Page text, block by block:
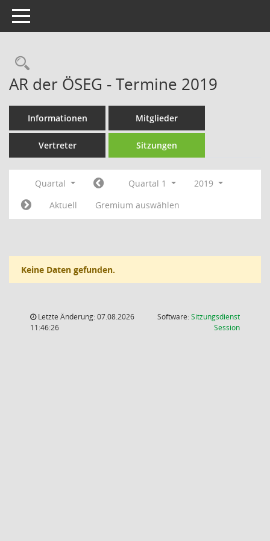
Toggle navigation
Rechercheauswahl
AR der ÖSEG - Termine 2019
Informationen Mitglieder
Vertreter Sitzungen
Quartal Quartal 1
2019
Aktuell
Gremium auswählen
Keine Daten gefunden.
Letzte Änderung: 07.08.2026
11:46:26
Software:Sitzungsdienst
Session(Wird in